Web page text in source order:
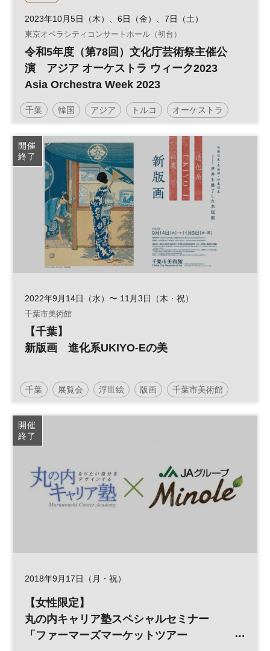
2023年10月5日（木）、6日（金）、7日（土）
東京オペラシティコンサートホール（初台）
令和5年度（第78回）文化庁芸術祭主催公
演 アジア オーケストラ ウィーク2023
Asia Orchestra Week 2023
千葉 韓国 アジア トルコ オーケストラ
コンサート
開催
終了
2022年9月14日（水）〜 11月3日（木・祝）
千葉市美術館
【千葉】
新版画 進化系UKIYO-Eの美
千葉 展覧会 浮世絵 版画 千葉市美術館
開催
終了
2018年9月17日（月・祝）
【女性限定】
丸の内キャリア塾スペシャルセミナー
「ファーマーズマーケットツアー